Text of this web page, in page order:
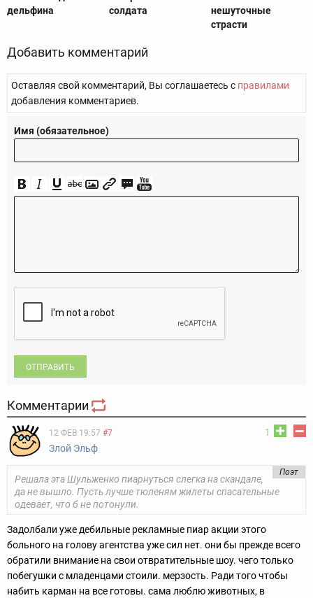
дельфина
солдата
нешуточные
страсти
Добавить комментарий
Оставляя свой комментарий, Вы соглашаетесь с правилами
добавления комментариев.
Имя (обязательное)
ОТПРАВИТЬ
Комментарии
1
12 ФЕВ 19:57 #7
Злой Эльф
Поэт
Решала эта Шульженко пиарнуться слегка на скандале,
да не вышло. Пусть лучше тюленям жилеты спасательные
одевает, что б не потонули.
Задолбали уже дебильные рекламные пиар акции этого
больного на голову агентства уже сил нет. они бы прежде всего
обратили внимание на свои отвратительные шоу. чего только
побегушки с младенцами стоили. мерзость. Ради того чтобы
набить карман на все готовы. сама люблю животных, в